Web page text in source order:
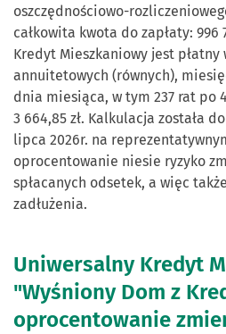
oszczędnościowo-
całkowita kwota do zapłaty: 996
Kredyt Mieszkaniowy jest płatny
annuitetowych (równych),
dnia miesiąca, w tym 237 rat po
3 664,85 zł. Kalkulacja została
lipca 2026r. na
oprocentowanie niesie ryzyko
spłacanych odsetek, a więc
zadłużenia.
Uniwersalny Kredyt
"Wyśniony Dom z
oprocentowanie